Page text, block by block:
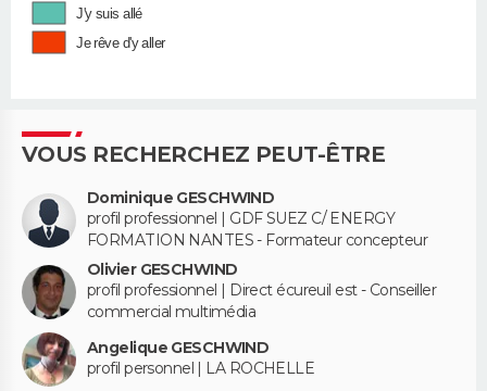
J'y suis allé
Je rêve d'y aller
VOUS RECHERCHEZ PEUT-ÊTRE
Dominique GESCHWIND
profil professionnel | GDF SUEZ C/ ENERGY
FORMATION NANTES - Formateur concepteur
Olivier GESCHWIND
profil professionnel | Direct écureuil est - Conseiller
commercial multimédia
Angelique GESCHWIND
profil personnel | LA ROCHELLE